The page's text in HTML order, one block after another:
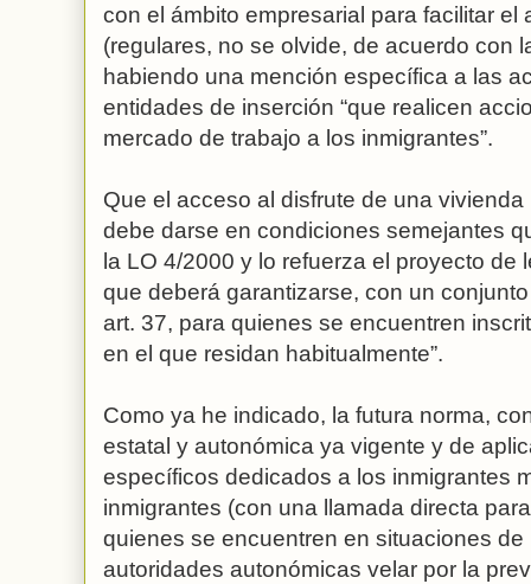
con el ámbito empresarial para facilitar el
(regulares, no se olvide, de acuerdo con
habiendo una mención específica a las
entidades de inserción “que realicen
mercado de trabajo a los inmigrantes”.
Que el acceso al disfrute de una
debe darse en condiciones semejantes
la LO 4/2000 y lo refuerza el proyecto de
que deberá garantizarse, con un
art. 37, para quienes se encuentren
en el que residan habitualmente”.
Como ya he indicado, la futura norma,
estatal y autonómica ya vigente y de
específicos dedicados a los inmigrantes
inmigrantes (con una llamada directa
quienes se encuentren en situaciones
autoridades autonómicas velar por la